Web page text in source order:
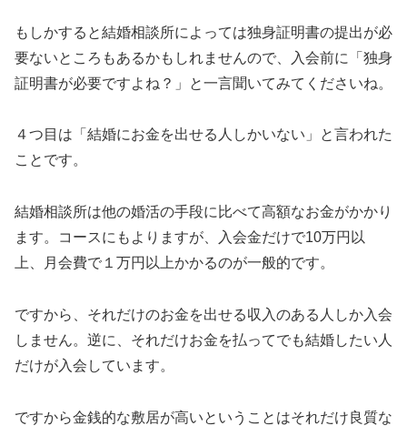
もしかすると結婚相談所によっては独身証明書の提出が必
要ないところもあるかもしれませんので、入会前に「独身
証明書が必要ですよね？」と一言聞いてみてくださいね。
４つ目は「結婚にお金を出せる人しかいない」と言われた
ことです。
結婚相談所は他の婚活の手段に比べて高額なお金がかかり
ます。コースにもよりますが、入会金だけで10万円以
上、月会費で１万円以上かかるのが一般的です。
ですから、それだけのお金を出せる収入のある人しか入会
しません。逆に、それだけお金を払ってでも結婚したい人
だけが入会しています。
ですから金銭的な敷居が高いということはそれだけ良質な